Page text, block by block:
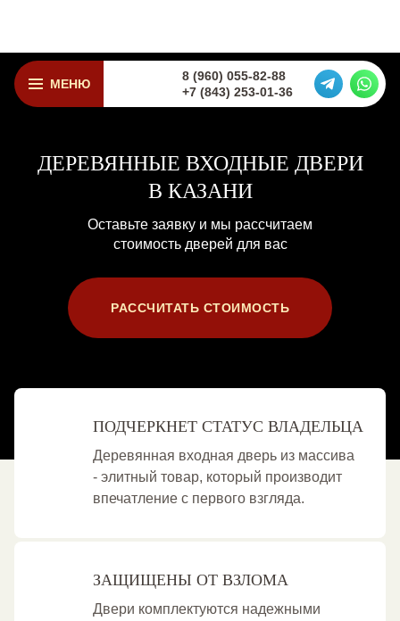
МЕНЮ
8 (960) 055-82-88
+7 (843) 253-01-36
ДЕРЕВЯННЫЕ ВХОДНЫЕ ДВЕРИ
В КАЗАНИ
Оставьте заявку и мы рассчитаем
стоимость дверей для вас
РАССЧИТАТЬ СТОИМОСТЬ
ПОДЧЕРКНЕТ СТАТУС ВЛАДЕЛЬЦА
Деревянная входная дверь из массива
- элитный товар, который производит
впечатление с первого взгляда.
ЗАЩИЩЕНЫ ОТ ВЗЛОМА
Двери комплектуются надежными